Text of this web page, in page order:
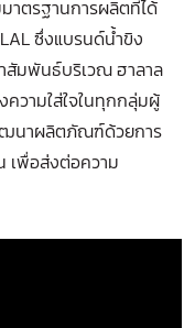
าตรฐานการผลิตที่ได้
ซึ่งแบรนด์น้ำขิง
สัมพันธ์บริเวณ ฮาลาล
วามใส่ใจในทุกกลุ่มผู้
ฒนาผลิตภัณฑ์ด้วยการ
เพื่อส่งต่อความ